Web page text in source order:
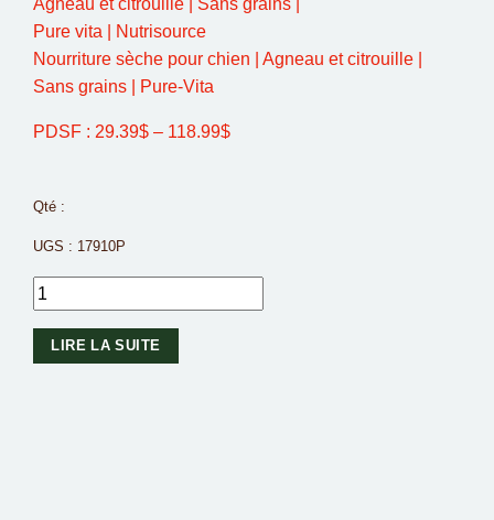
Nourriture sèche pour chien | Agneau et citrouille |
Sans grains | Pure-Vita
PDSF : 29.39$ – 118.99$
Qté :
UGS : 17910P
LIRE LA SUITE